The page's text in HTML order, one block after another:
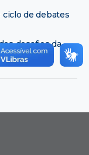
ciclo de debates
desafios da